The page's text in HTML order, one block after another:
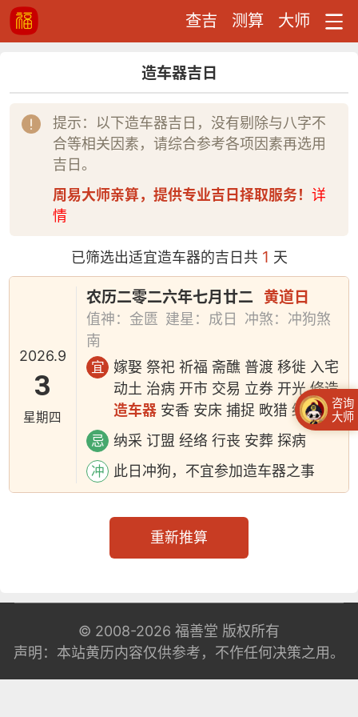
查吉 测算 大师
造车器吉日
提示：以下造车器吉日，没有剔除与八字不
合等相关因素，请综合参考各项因素再选用
吉日。
周易大师亲算，提供专业吉日择取服务！ 详
情
已筛选出适宜造车器的吉日共1 天
2026.9
3
星期四
农历二零二六年七月廿二 黄道日
值神：金匮 建星：成日
冲煞：冲狗煞
南
宜
嫁娶 祭祀 祈福 斋醮 普渡 移徙 入宅
动土 治病 开市 交易 立券 开光 修造
造车器 安香 安床 捕捉 畋猎 结网
忌 纳采 订盟 经络 行丧 安葬 探病
冲 此日冲狗，不宜参加造车器之事
重新推算
© 2008-2026 福善堂 版权所有
声明：本站黄历内容仅供参考，不作任何决策之用。
咨询
大师